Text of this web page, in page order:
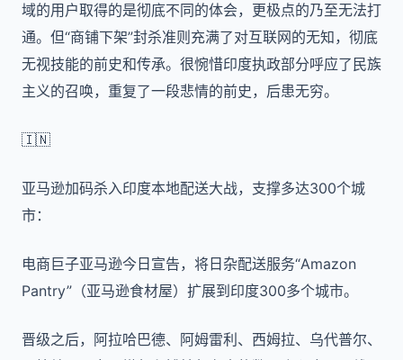
域的用户取得的是彻底不同的体会，更极点的乃至无法打
通。但“商铺下架”封杀准则充满了对互联网的无知，彻底
无视技能的前史和传承。很惋惜印度执政部分呼应了民族
主义的召唤，重复了一段悲情的前史，后患无穷。
🇮🇳
亚马逊加码杀入印度本地配送大战，支撑多达300个城
市：
电商巨子亚马逊今日宣告，将日杂配送服务“Amazon
Pantry”（亚马逊食材屋）扩展到印度300多个城市。
晋级之后，阿拉哈巴德、阿姆雷利、西姆拉、乌代普尔、